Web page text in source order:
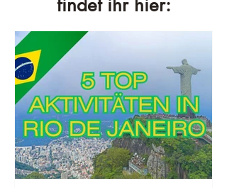
findet ihr hier: